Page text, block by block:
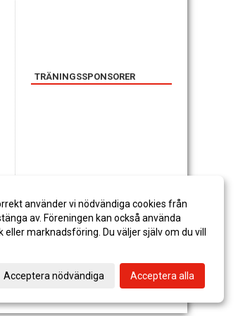
TRÄNINGSSPONSORER
använder vi nödvändiga cookies från
av. Föreningen kan också använda
marknadsföring. Du väljer själv om du vill
Acceptera nödvändiga Acceptera alla